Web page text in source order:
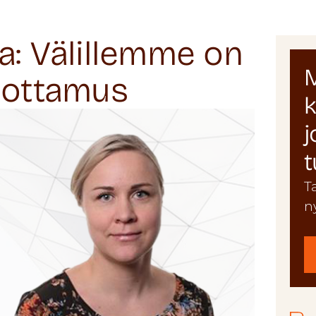
Välillemme on